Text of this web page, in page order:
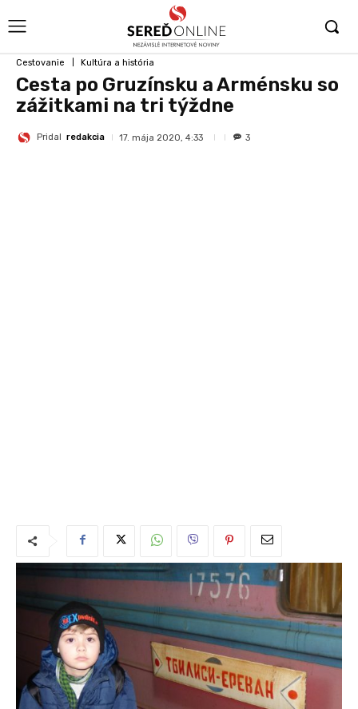
Cestovanie Kultúra a história
Cesta po Gruzínsku a Arménsku so
zážitkami na tri týždne
Pridal redakcia 17. mája 2020, 4:33 3